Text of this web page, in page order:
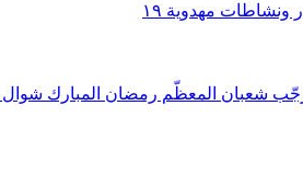
ونشاطات مهدوية ١٩
شعبان المعظّم رمضان المبارك شوال